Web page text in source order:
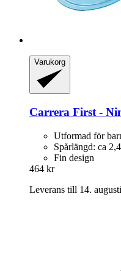
Varukorg
Carrera First -​
Utformad för
Spårlängd: ca
Fin design
464 kr
Leverans till 14. augusti